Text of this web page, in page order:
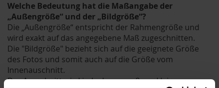
Welche Bedeutung hat die Maßangabe der
„Außengröße“ und der „Bildgröße“?
Die „Außengröße“ entspricht der Rahmengröße und
wird exakt auf das angegebene Maß zugeschnitten.
Die "Bildgröße" bezieht sich auf die geeignete Größe
des Fotos und somit auch auf die Größe vom
Innenauschnitt.
Der Ausschnitt wird jedoch um ca. 8mm kleiner